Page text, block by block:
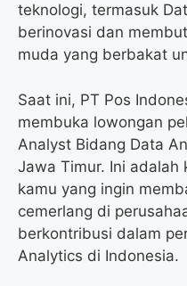
teknologi, termasuk
berinovasi dan
muda yang berbakat
Saat ini, PT Pos
membuka lowongan
Analyst Bidang Data
Jawa Timur. Ini adalah
kamu yang ingin
cemerlang di
berkontribusi dalam
Analytics di Indonesia.